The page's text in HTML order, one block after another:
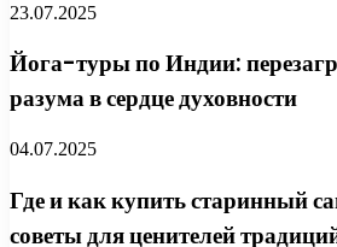
23.07.2025
Йога-туры по Индии:
разума в сердце духовности
04.07.2025
Где и как купить старинный
советы для ценителей